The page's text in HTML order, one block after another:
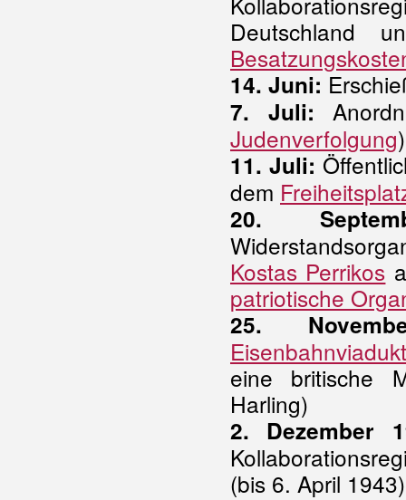
Deutschland
14. Juni:
7. Juli:
Judenverfolgung
11. Juli:
dem
20.
Kostas Perrikos
patriotische
25.
eine britische
Harling)
2. Dezember
(bis 6. April 1943)